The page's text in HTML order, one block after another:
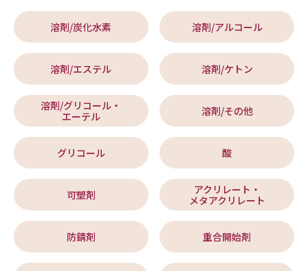
溶剤/炭化水素 溶剤/アルコール
溶剤/エステル 溶剤/ケトン
溶剤/グリコール・
エーテル
溶剤/その他
グリコール 酸
可塑剤
アクリレート・
メタアクリレート
防錆剤 重合開始剤